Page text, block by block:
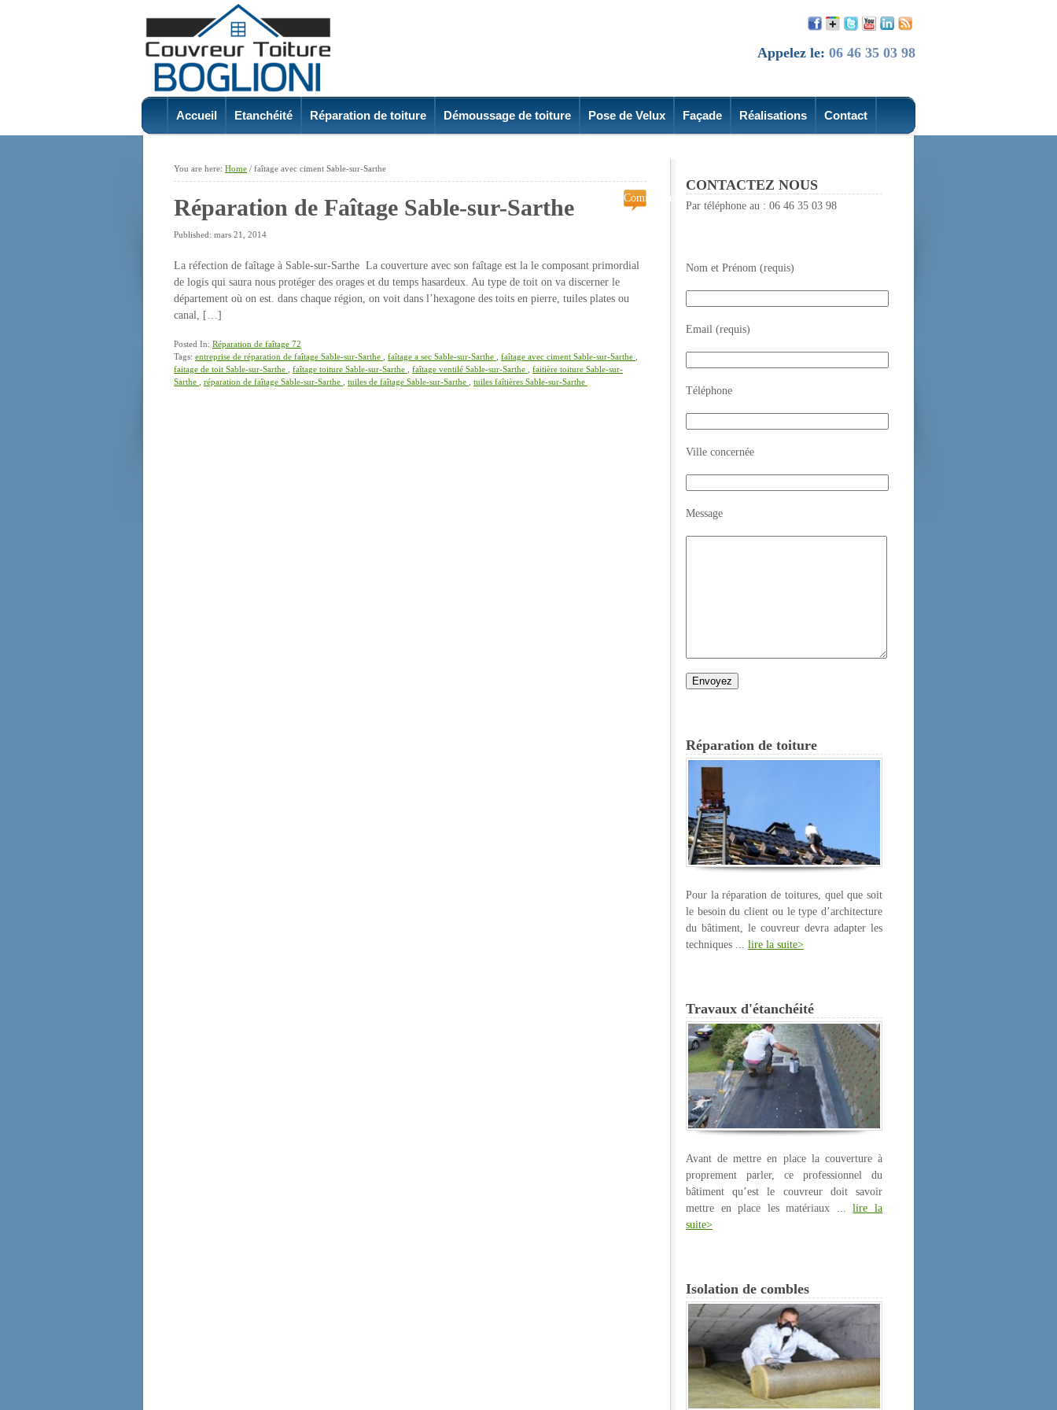
Appelez le: 06 46 35 03 98
Accueil Etanchéité Réparation de toiture Démoussage de toiture Pose de Velux Façade Réalisations Contact
You are here: Home / faîtage avec ciment Sable-sur-Sarthe
Réparation de Faîtage Sable-sur-Sarthe
Commentaires
fermés
de
Sable-
Published: mars 21, 2014
La réfection de faîtage à Sable-sur-Sarthe La couverture avec son faîtage est la le composant primordial
de logis qui saura nous protéger des orages et du temps hasardeux. Au type de toit on va discerner le
département où on est. dans chaque région, on voit dans l’hexagone des toits en pierre, tuiles plates ou
canal, […]
Posted In: Réparation de faîtage 72
Tags: entreprise de réparation de faîtage Sable-sur-Sarthe faîtage a sec Sable-sur-Sarthe faîtage avec ciment Sable-sur-Sarthe
faitage de toit Sable-sur-Sarthe
faîtage toiture Sable-sur-Sarthe faîtage ventilé Sable-sur-Sarthe
faitière toiture Sable-sur-
Sarthe
réparation de faîtage Sable-sur-Sarthe tuiles de faîtage Sable-sur-Sarthe tuiles faîtières Sable-sur-Sarthe
CONTACTEZ NOUS
Par téléphone au : 06 46 35 03 98
Nom et Prénom (requis)
Email (requis)
Téléphone
Ville concernée
Message
Réparation de toiture
Pour la réparation de toitures, quel que soit
le besoin du client ou le type d’architecture
du bâtiment, le couvreur devra adapter les
techniques ... lire la suite>
Travaux d'étanchéité
Avant de mettre en place la couverture à
proprement parler, ce professionnel du
bâtiment qu’est le couvreur doit savoir
mettre en place les matériaux ...lire la
suite>
Isolation de combles